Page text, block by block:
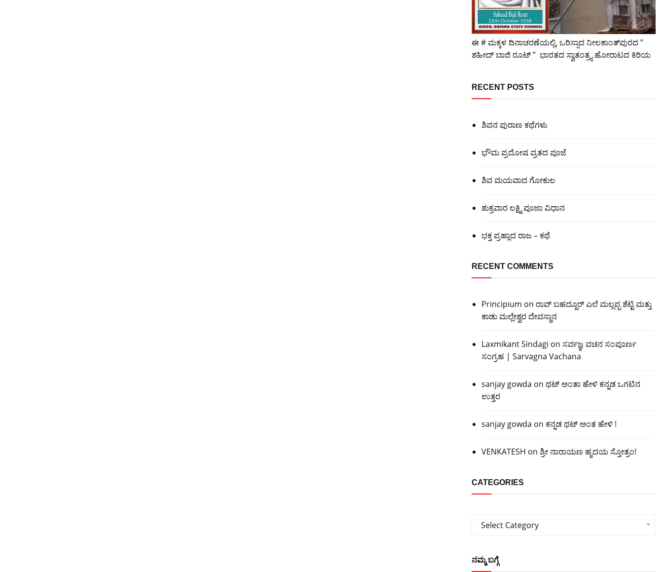
ಈ # ಮಕ್ಕಳ ದಿನಾಚರಣೆಯಲ್ಲಿ, ಒರಿಸ್ಸಾದ ನೀಲಕಾಂತ್‌ಪುರದ ”
ಶಹೀದ್ ಬಾಜಿ ರೂಟ್ ” ಭಾರತದ ಸ್ವಾತಂತ್ರ್ಯ ಹೋರಾಟದ ಕಿರಿಯ
RECENT POSTS
ಶಿವನ ಪುರಾಣ ಕಥೆಗಳು
ಭೌಮ ಪ್ರದೋಷ ವ್ರತದ ಪೂಜೆ
ಶಿವ ಮಯವಾದ ಗೋಕುಲ
ಶುಕ್ರವಾರ ಲಕ್ಷ್ಮಿ ಪೂಜಾ ವಿಧಾನ
ಭಕ್ತ ಪ್ರಹ್ಲಾದ ರಾಜ – ಕಥೆ
RECENT COMMENTS
Principium on ರಾವ್ ಬಹದ್ದೂರ್ ಎಲೆ ಮಲ್ಲಪ್ಪ ಶೆಟ್ಟಿ ಮತ್ತು
ಕಾಡು ಮಲ್ಲೇಶ್ವರ ದೇವಸ್ಥಾನ
Laxmikant Sindagi on ಸರ್ವಜ್ಞ ವಚನ ಸಂಪೂರ್ಣ
ಸಂಗ್ರಹ | Sarvagna Vachana
sanjay gowda on ಥಟ್ ಅಂತಾ ಹೇಳಿ ಕನ್ನಡ ಒಗಟಿನ
ಉತ್ತರ
sanjay gowda on ಕನ್ನಡ ಥಟ್ ಅಂತ ಹೇಳಿ !
VENKATESH on ಶ್ರೀ ನಾರಾಯಣ ಹೃದಯ ಸ್ತೋತ್ರಂ!
CATEGORIES
Categories
Select Category
ನಮ್ಮ ಬಗ್ಗೆ